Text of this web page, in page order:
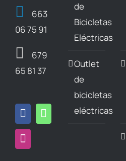
producto
663
06 75 91
679
65 81 37
de
Bicicletas
Eléctricas
Outlet
de
bicicletas
eléctricas